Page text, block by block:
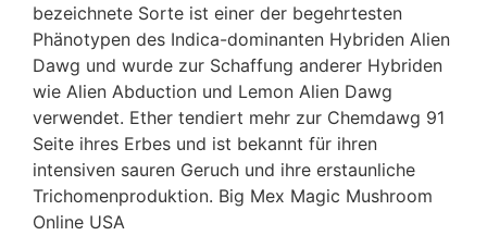
bezeichnete Sorte ist einer der begehrtesten
Phänotypen des Indica-dominanten Hybriden Alien
Dawg und wurde zur Schaffung anderer Hybriden
wie Alien Abduction und Lemon Alien Dawg
verwendet. Ether tendiert mehr zur Chemdawg 91
Seite ihres Erbes und ist bekannt für ihren
intensiven sauren Geruch und ihre erstaunliche
Trichomenproduktion. Big Mex Magic Mushroom
Online USA